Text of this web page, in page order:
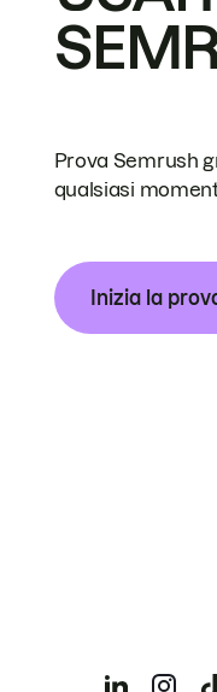
Prova Semrush
qualsiasi
Inizia la